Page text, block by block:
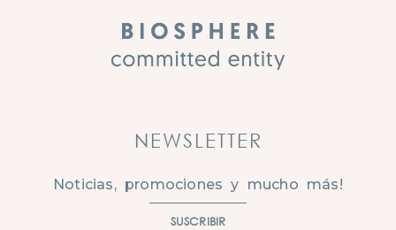
NEWSLETTER
Noticias, promociones y mucho más!
SUSCRIBIR